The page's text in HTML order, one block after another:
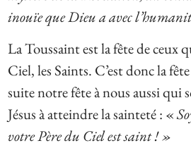
inouïe que Dieu a avec
La Toussaint est la fête de ceux
Ciel, les Saints. C’est donc la
suite notre fête à nous aussi qui
Jésus à atteindre la sainteté : «
votre Père du Ciel est saint ! »